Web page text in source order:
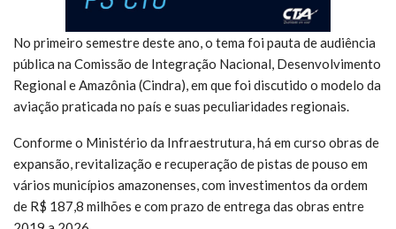
No primeiro semestre deste ano, o tema foi pauta de audiência
pública na Comissão de Integração Nacional, Desenvolvimento
Regional e Amazônia (Cindra), em que foi discutido o modelo da
aviação praticada no país e suas peculiaridades regionais.
Conforme o Ministério da Infraestrutura, há em curso obras de
expansão, revitalização e recuperação de pistas de pouso em
vários municípios amazonenses, com investimentos da ordem
de R$ 187,8 milhões e com prazo de entrega das obras entre